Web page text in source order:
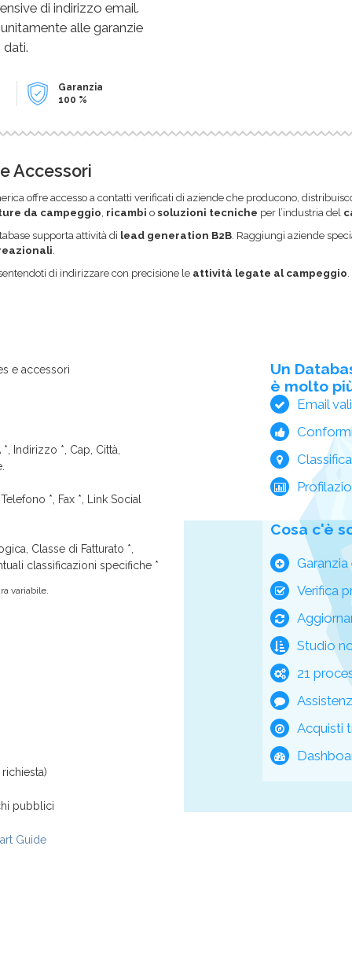
di indirizzo email.
alle garanzie
Garanzia
100 %
Accessori
offre accesso a contatti verificati di aziende che producono,
da campeggio ricambi o soluzioni tecniche per l’industria del
supporta attività di lead generation B2B . Raggiungi aziende
di indirizzare con precisione le attività legate al campeggio
e accessori
Indirizzo *, Cap, Città,
*, Fax *, Link Social
Classe di Fatturato *,
classificazioni specifiche *
variabile.
pubblici
Guide
Un
è molto
Email
Cosa c'è
Verifica
Studio
21
Acquisti